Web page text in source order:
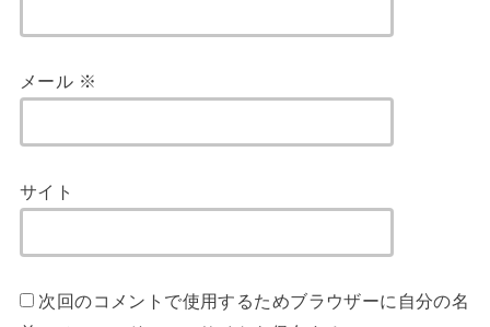
メール ※
サイト
次回のコメントで使用するためブラウザーに自分の名